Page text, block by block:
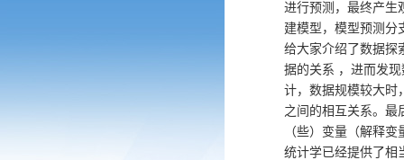
进行预测，最终产
建模型，模型预测
给大家介绍了数据探
据的关系 ，进而发
计，数据规模较大时
之间的相互关系。最
（些）变量（解释
统计学已经提供了相